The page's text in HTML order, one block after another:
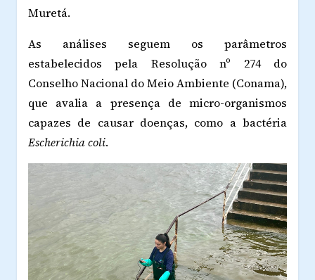
Muretá.
As análises seguem os parâmetros
estabelecidos pela Resolução nº 274 do
Conselho Nacional do Meio Ambiente (Conama),
que avalia a presença de micro-organismos
capazes de causar doenças, como a bactéria
Escherichia coli.